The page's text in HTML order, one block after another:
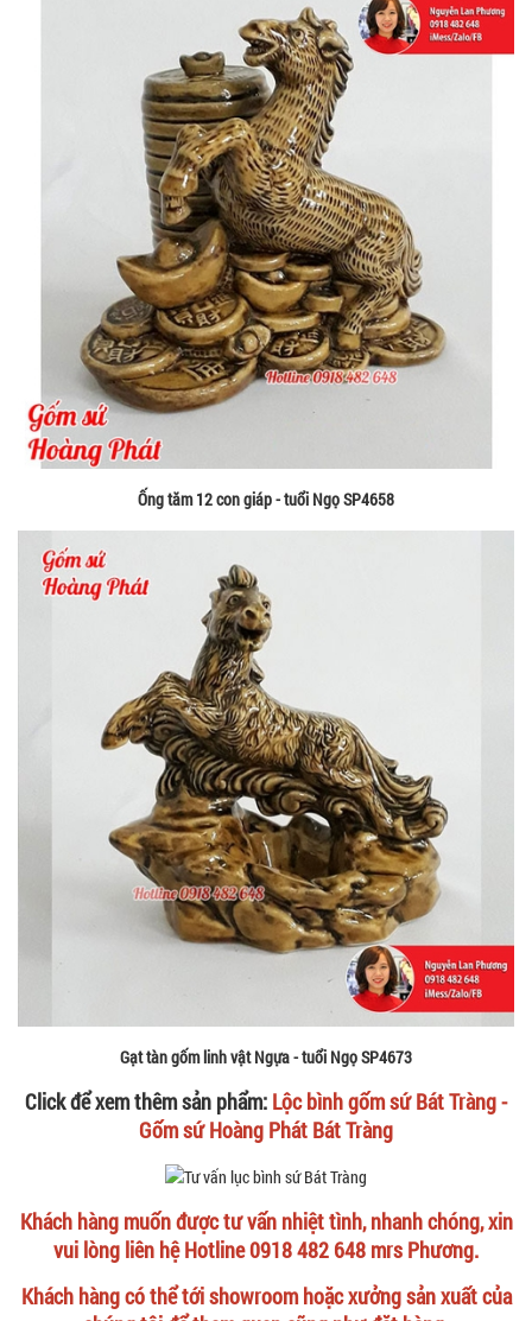
Ống tăm 12 con giáp - tuổi Ngọ SP4658
Gạt tàn gốm linh vật Ngựa - tuổi Ngọ SP4673
Click để xem thêm sản phẩm: Lộc bình gốm sứ Bát Tràng -
Gốm sứ Hoàng Phát Bát Tràng
Khách hàng muốn được tư vấn nhiệt tình, nhanh chóng, xin
vui lòng liên hệ Hotline 0918 482 648 mrs Phương.
Khách hàng có thể tới showroom hoặc xưởng sản xuất của